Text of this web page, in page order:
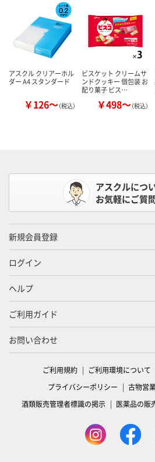
アスクル クリアーホル
ダー A4 スタンダード
￥126～（税込）
ビスケット クリームサ
ンドクッキー 個包装 お
配り菓子 ビス…
￥498～（税込）
アスクルにつ
お気軽にご質
新規会員登録
ログイン
ヘルプ
ご利用ガイド
お問い合わせ
ご利用規約 ご利用環境について
プライバシーポリシー
古物営
酒類販売管理者標識の掲示
医薬品の販